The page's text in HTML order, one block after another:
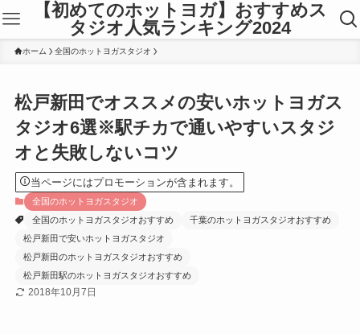
【初めてのホットヨガ】おすすめス
タジオ人気ランキング2024
ホーム 全国のホットヨガスタジオ
松戸新田でオススメの安いホットヨガス
タジオ6選※駅チカで通いやすいスタジ
オと失敗しないコツ
当ページにはプロモーションが含まれます。
全国のホットヨガスタジオ
全国のホットヨガスタジオおすすめ
千葉のホットヨガスタジオおすすめ
松戸新田で安いホットヨガスタジオ
松戸新田のホットヨガスタジオおすすめ
松戸新田駅のホットヨガスタジオおすすめ
2018年10月7日